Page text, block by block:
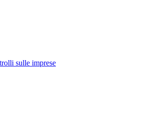
sulle imprese